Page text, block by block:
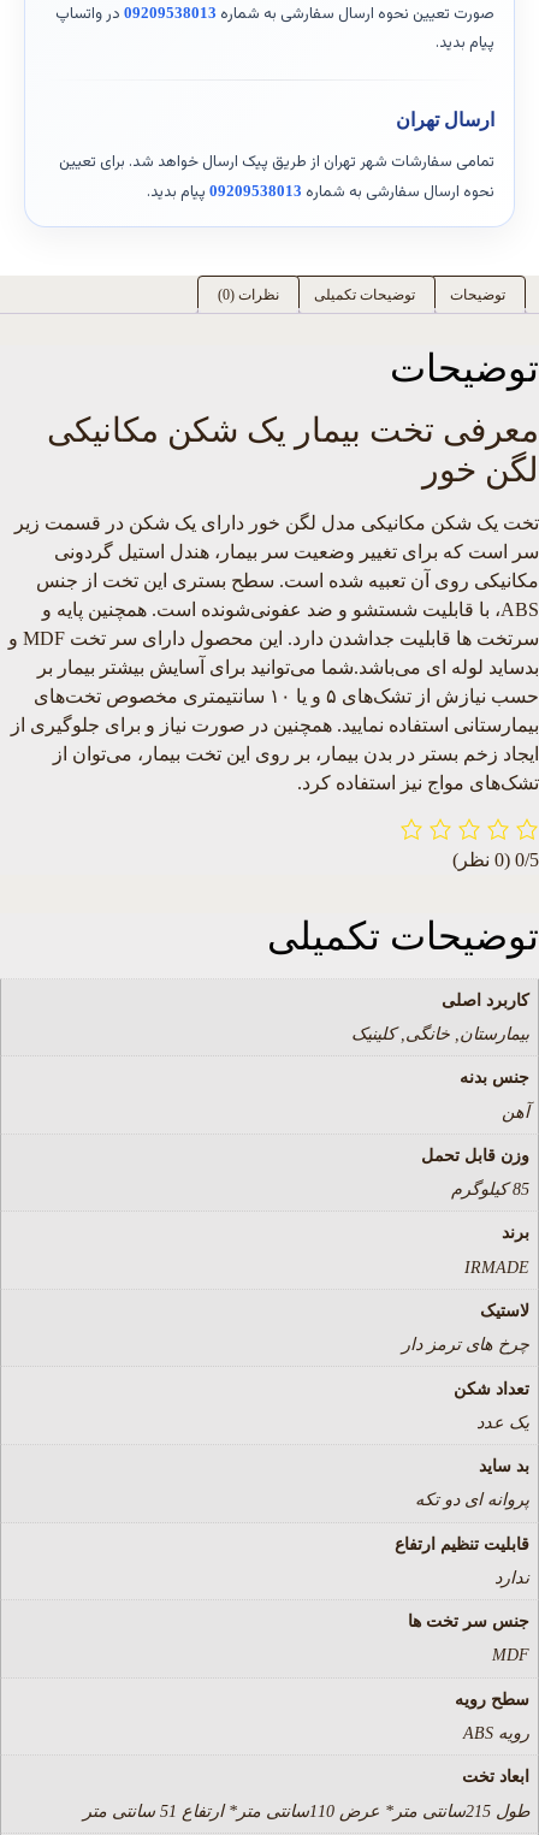
صورت تعیین نحوه ارسال سفارشی به شماره 09209538013 در واتساپ
پیام بدید.
ارسال تهران
تمامی سفارشات شهر تهران از طریق پیک ارسال خواهد شد. برای تعیین
نحوه ارسال سفارشی به شماره 09209538013 پیام بدید.
توضیحات توضیحات تکمیلی نظرات (0)
توضیحات
معرفی تخت بیمار یک شکن مکانیکی
لگن خور
تخت یک شکن مکانیکی مدل لگن خور دارای یک شکن در قسمت زیر
سر است که برای تغییر وضعیت سر بیمار، هندل استیل گردونی
مکانیکی روی آن تعبیه شده است. سطح بستری این تخت از جنس
ABS، با قابلیت شستشو و ضد عفونی‌شونده است. همچنین پایه و
سرتخت ها قابلیت جداشدن دارد. این محصول دارای سر تخت MDF و
بدساید لوله ای می‌باشد.شما می‌توانید برای آسایش بیشتر بیمار بر
حسب نیازش از تشک‌های ۵ و یا ۱۰ سانتیمتری مخصوص تخت‌های
بیمارستانی استفاده نمایید. همچنین در صورت نیاز و برای جلوگیری از
ایجاد زخم بستر در بدن بیمار، بر روی این تخت بیمار، می‌توان از
تشک‌های مواج نیز استفاده کرد.
0/5 (0 نظر)
توضیحات تکمیلی
کاربرد اصلی
بیمارستان, خانگی, کلینیک
جنس بدنه
آهن
وزن قابل تحمل
85 کیلوگرم
برند
IRMADE
لاستیک
چرخ های ترمز دار
تعداد شکن
یک عدد
بد ساید
پروانه ای دو تکه
قابلیت تنظیم ارتفاع
ندارد
جنس سر تخت ها
MDF
سطح رویه
رویه ABS
ابعاد تخت
طول 215سانتی متر* عرض 110سانتی متر* ارتفاع 51 سانتی متر